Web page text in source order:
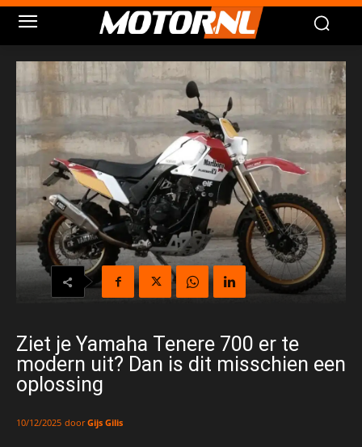
Ziet je Yamaha Tenere 700 er te
modern uit? Dan is dit misschien een
oplossing
10/12/2025 door Gijs Gilis